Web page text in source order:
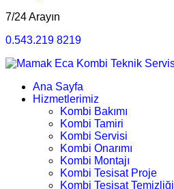
7/24 Arayın
0.543.219 8219
Ana Sayfa
Hizmetlerimiz
Kombi Bakımı
Kombi Tamiri
Kombi Servisi
Kombi Onarımı
Kombi Montajı
Kombi Tesisat Proje
Kombi Tesisat Temizliği